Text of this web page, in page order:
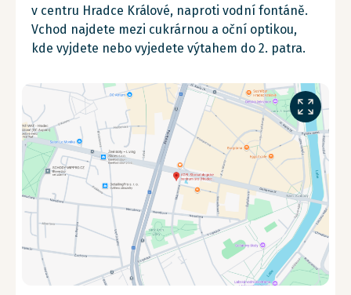
v centru Hradce Králové, naproti vodní fontáně.
Vchod najdete mezi cukrárnou a oční optikou,
kde vyjdete nebo vyjedete výtahem do 2. patra.